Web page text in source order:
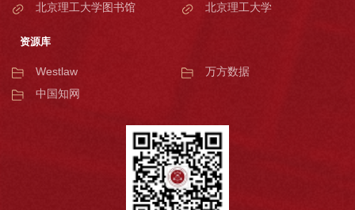
北京理工大学图书馆 北京理工大学
资源库
Westlaw
万方数据
中国知网